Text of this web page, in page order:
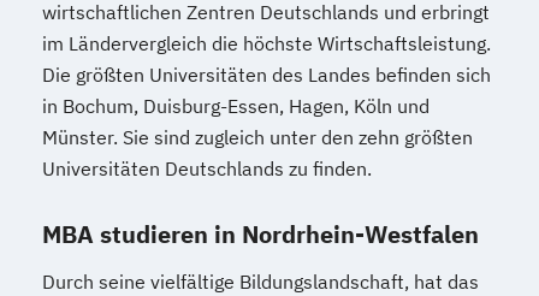
wirtschaftlichen Zentren Deutschlands und erbringt
im Ländervergleich die höchste Wirtschaftsleistung.
Die größten Universitäten des Landes befinden sich
in Bochum, Duisburg-Essen, Hagen, Köln und
Münster. Sie sind zugleich unter den zehn größten
Universitäten Deutschlands zu finden.
MBA studieren in Nordrhein-Westfalen
Durch seine vielfältige Bildungslandschaft, hat das